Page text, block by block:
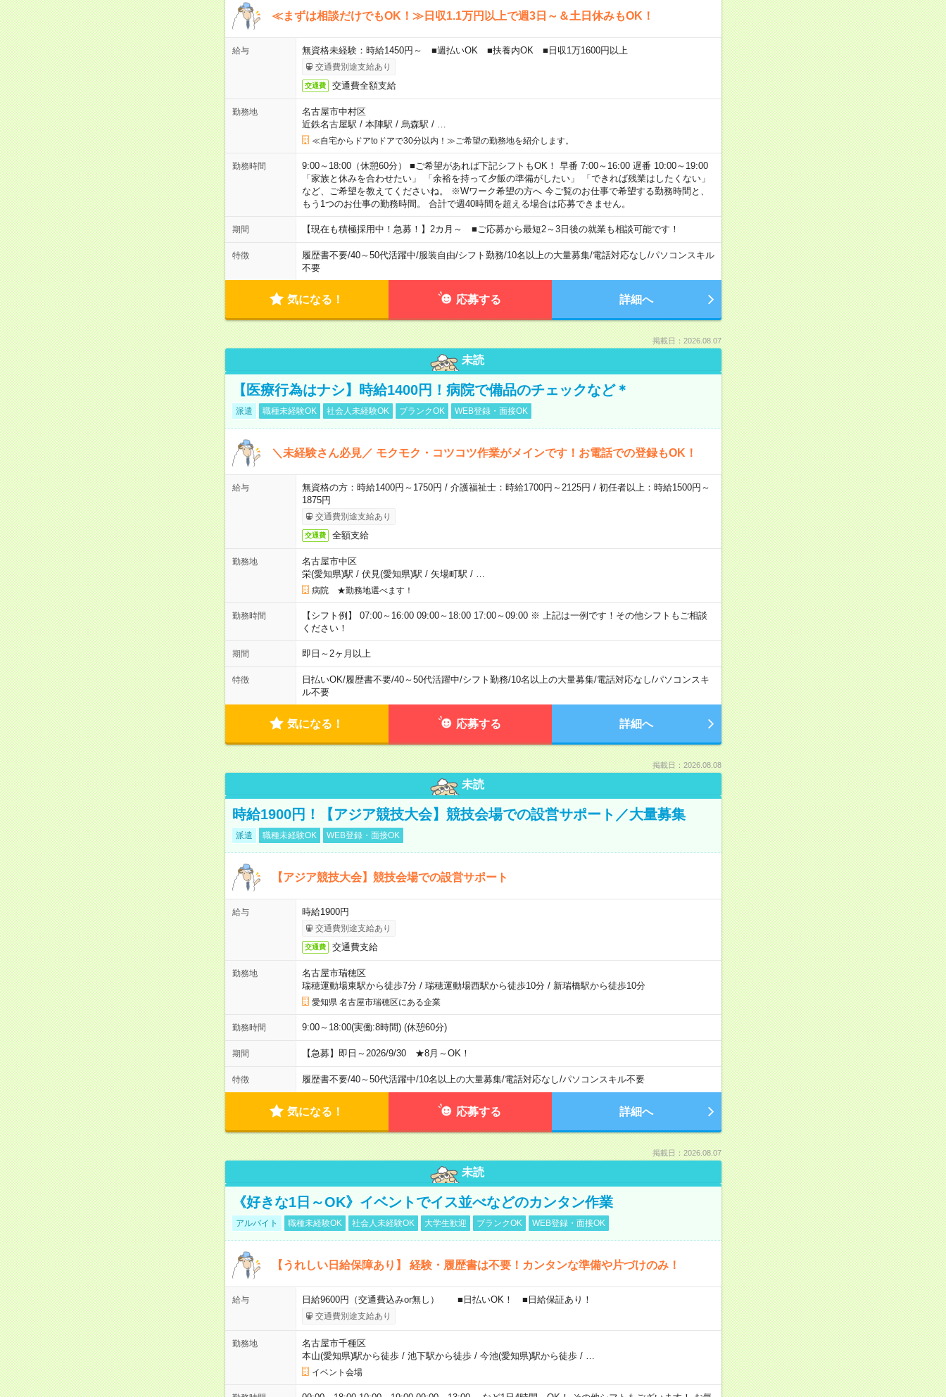
≪まずは相談だけでもOK！≫日収1.1万円以上で週3日～＆土日休みもOK！
給与 無資格未経験：時給1450円～ ■週払いOK ■扶養内OK ■日収1万1600円以上
交通費別途支給あり
交通費 交通費全額支給
勤務地
名古屋市中村区
近鉄名古屋駅 / 本陣駅 / 烏森駅 /
≪自宅からドアtoドアで30分以内！≫ご希望の勤務地を紹介します。
勤務時間
9:00～18:00（休憩60分） ■ご希望があれば下記シフトもOK！ 早番 7:00～16:00 遅番 10:00～19:00
「家族と休みを合わせたい」 「余裕を持って夕飯の準備がしたい」 「できれば残業はしたくない」
など、ご希望を教えてくださいね。 ※Wワーク希望の方へ 今ご覧のお仕事で希望する勤務時間と、
もう1つのお仕事の勤務時間。 合計で週40時間を超える場合は応募できません。
期間 【現在も積極採用中！急募！】2カ月～ ■ご応募から最短2～3日後の就業も相談可能です！
特徴 履歴書不要/40～50代活躍中/服装自由/シフト勤務/10名以上の大量募集/電話対応なし/パソコンスキル
不要
気になる！ 応募する 詳細へ
掲載日：2026.08.07
未読
【医療行為はナシ】時給1400円！病院で備品のチェックなど＊
派遣 職種未経験OK 社会人未経験OK ブランクOK WEB登録・面接OK
＼未経験さん必見／ モクモク・コツコツ作業がメインです！お電話での登録もOK！
給与
無資格の方：時給1400円～1750円 / 介護福祉士：時給1700円～2125円 / 初任者以上：時給1500円～
1875円
交通費別途支給あり
交通費 全額支給
勤務地
名古屋市中区
栄(愛知県)駅 / 伏見(愛知県)駅 / 矢場町駅 /
病院 ★勤務地選べます！
勤務時間
【シフト例】 07:00～16:00 09:00～18:00 17:00～09:00 ※ 上記は一例です！その他シフトもご相談
ください！
期間 即日～2ヶ月以上
特徴 日払いOK/履歴書不要/40～50代活躍中/シフト勤務/10名以上の大量募集/電話対応なし/パソコンスキ
ル不要
気になる！ 応募する 詳細へ
掲載日：2026.08.08
未読
時給1900円！【アジア競技大会】競技会場での設営サポート／大量募集
派遣 職種未経験OK WEB登録・面接OK
【アジア競技大会】競技会場での設営サポート
給与 時給1900円
交通費別途支給あり
交通費 交通費支給
勤務地
名古屋市瑞穂区
瑞穂運動場東駅から徒歩7分/ 瑞穂運動場西駅から徒歩10分/ 新瑞橋駅から徒歩10分
愛知県 名古屋市瑞穂区にある企業
勤務時間 9:00～18:00(実働:8時間) (休憩60分)
期間 【急募】即日～2026/9/30 ★8月～OK！
特徴 履歴書不要/40～50代活躍中/10名以上の大量募集/電話対応なし/パソコンスキル不要
気になる！ 応募する 詳細へ
掲載日：2026.08.07
未読
《好きな1日～OK》イベントでイス並べなどのカンタン作業
アルバイト 職種未経験OK 社会人未経験OK 大学生歓迎 ブランクOK WEB登録・面接OK
【うれしい日給保障あり】 経験・履歴書は不要！カンタンな準備や片づけのみ！
給与 日給9600円（交通費込みor無し） ■日払いOK！ ■日給保証あり！
交通費別途支給あり
勤務地
名古屋市千種区
本山(愛知県)駅から徒歩/ 池下駅から徒歩/ 今池(愛知県)駅から徒歩/
イベント会場